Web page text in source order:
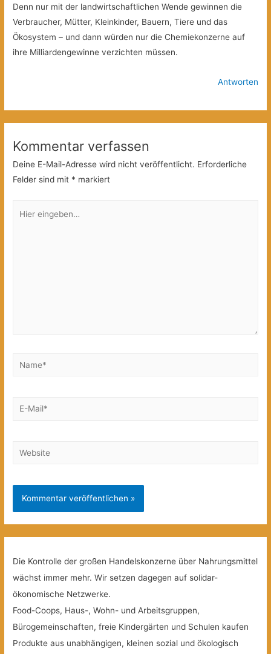
Denn nur mit der landwirtschaftlichen Wende gewinnen die
Verbraucher, Mütter, Kleinkinder, Bauern, Tiere und das
Ökosystem – und dann würden nur die Chemiekonzerne auf
ihre Milliardengewinne verzichten müssen.
Antworten
Kommentar verfassen
Deine E-Mail-Adresse wird nicht veröffentlicht. Erforderliche
Felder sind mit * markiert
eingeben…
Name*
E-
Website
Die Kontrolle der großen Handelskonzerne über Nahrungsmittel
wächst immer mehr. Wir setzen dagegen auf solidar-
ökonomische Netzwerke.
Food-Coops, Haus-, Wohn- und Arbeitsgruppen,
Bürogemeinschaften, freie Kindergärten und Schulen kaufen
Produkte aus unabhängigen, kleinen sozial und ökologisch